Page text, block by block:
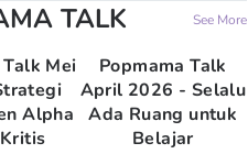
TALK See More
Mei
Alpha
Popmama Talk
April 2026 - Selalu
Ada Ruang untuk
Belajar